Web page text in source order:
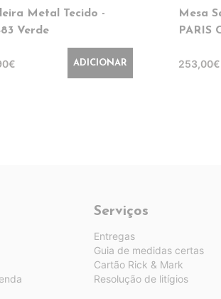
Metal Tecido -
Verde
ADICIONAR
Mesa
PARIS
253,00€
Serviços
Entregas
Guia de medidas certas
Cartão Rick & Mark
Resolução de litígios